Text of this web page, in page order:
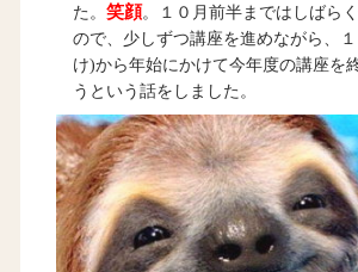
た。 笑顔。１０月前半まではしばら
ので、少しずつ講座を進めながら、
け)から年始にかけて今年度の講座を
うという話をしました。